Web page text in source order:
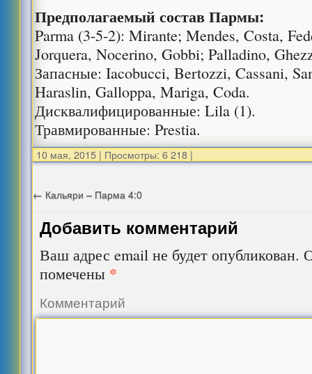
Предполагаемый состав Пармы:
Parma (3-5-2): Mirante; Mendes, Costa,
Jorquera, Nocerino, Gobbi; Palladino,
Запасные: Iacobucci, Bertozzi, Cassani,
Haraslin, Galloppa, Mariga, Coda.
Дисквалифицированные: Lila (1).
Травмированные: Prestia.
10 мая, 2015 | Просмотры: 6 218 |
← Кальяри – Парма 4:0
Добавить комментарий
Ваш адрес email не будет опубликован.
помечены *
Комментарий